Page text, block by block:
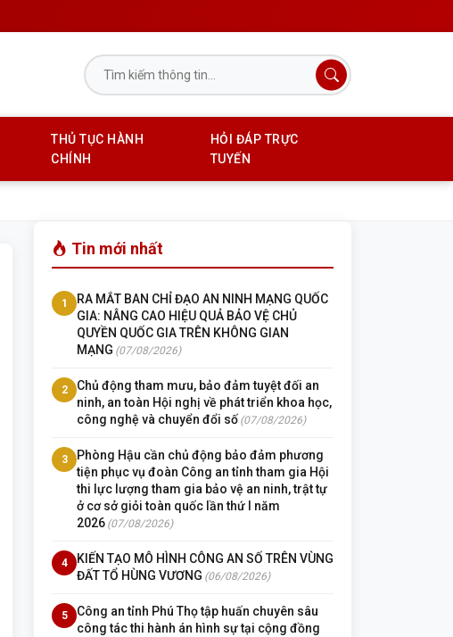
THỦ TỤC HÀNH
CHÍNH
HỎI ĐÁP TRỰC
TUYẾN
Tin mới nhất
1
RA MẮT BAN CHỈ ĐẠO AN NINH MẠNG QUỐC
GIA: NÂNG CAO HIỆU QUẢ BẢO VỆ CHỦ
QUYỀN QUỐC GIA TRÊN KHÔNG GIAN
MẠNG (07/08/2026)
2
Chủ động tham mưu, bảo đảm tuyệt đối an
ninh, an toàn Hội nghị về phát triển khoa học,
công nghệ và chuyển đổi số (07/08/2026)
3
Phòng Hậu cần chủ động bảo đảm phương
tiện phục vụ đoàn Công an tỉnh tham gia Hội
thi lực lượng tham gia bảo vệ an ninh, trật tự
ở cơ sở giỏi toàn quốc lần thứ I năm
2026 (07/08/2026)
4
KIẾN TẠO MÔ HÌNH CÔNG AN SỐ TRÊN VÙNG
ĐẤT TỔ HÙNG VƯƠNG (06/08/2026)
5
Công an tỉnh Phú Thọ tập huấn chuyên sâu
công tác thi hành án hình sự tại cộng đồng